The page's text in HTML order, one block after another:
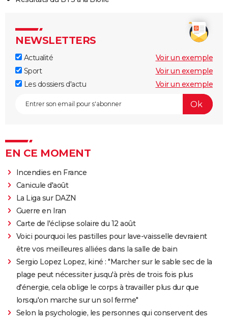
NEWSLETTERS
Actualité
Voir un exemple
Sport
Voir un exemple
Les dossiers d'actu
Voir un exemple
EN CE MOMENT
Incendies en France
Canicule d'août
La Liga sur DAZN
Guerre en Iran
Carte de l'éclipse solaire du 12 août
Voici pourquoi les pastilles pour lave-vaisselle devraient
être vos meilleures alliées dans la salle de bain
Sergio Lopez Lopez, kiné : "Marcher sur le sable sec de la
plage peut nécessiter jusqu'à près de trois fois plus
d'énergie, cela oblige le corps à travailler plus dur que
lorsqu'on marche sur un sol ferme"
Selon la psychologie, les personnes qui conservent des